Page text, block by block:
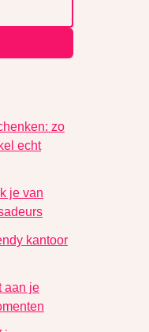
zo
echt
je van
kantoor
aan je